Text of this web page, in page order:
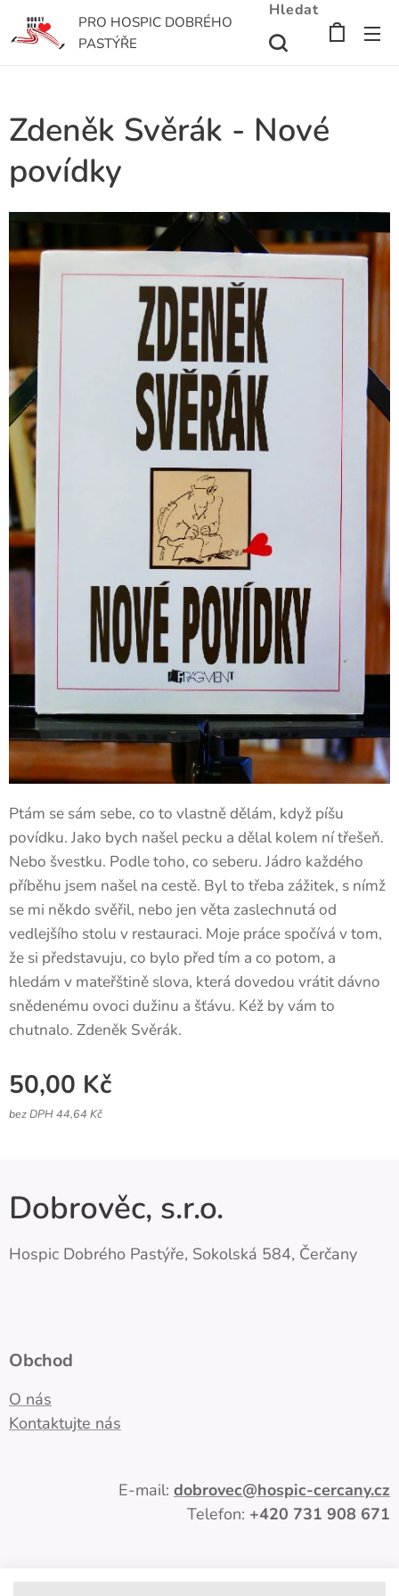
PRO HOSPIC DOBRÉHO
PASTÝŘE
Hledat
Zdeněk Svěrák - Nové
povídky
Ptám se sám sebe, co to vlastně dělám, když píšu
povídku. Jako bych našel pecku a dělal kolem ní třešeň.
Nebo švestku. Podle toho, co seberu. Jádro každého
příběhu jsem našel na cestě. Byl to třeba zážitek, s nímž
se mi někdo svěřil, nebo jen věta zaslechnutá od
vedlejšího stolu v restauraci. Moje práce spočívá v tom,
že si představuju, co bylo před tím a co potom, a
hledám v mateřštině slova, která dovedou vrátit dávno
snědenému ovoci dužinu a šťávu. Kéž by vám to
chutnalo. Zdeněk Svěrák.
50,00 Kč
bez DPH 44,64 Kč
Dobrověc, s.r.o.
Hospic Dobrého Pastýře, Sokolská 584, Čerčany
Obchod
O nás
Kontaktujte nás
E-mail: dobrovec@hospic-cercany.cz
Telefon: +420 731 908 671